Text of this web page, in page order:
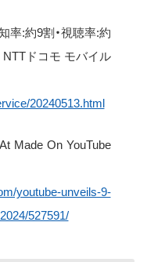
率:約9割・視聴率:約
NTTドコモ モバイル
20240513.html
Made On YouTube
youtube-unveils-9-
527591/